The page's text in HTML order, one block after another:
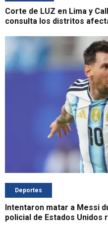
Corte de LUZ en Lima y
consulta los distritos
Deportes
Intentaron matar a Messi
policial de Estados Unidos